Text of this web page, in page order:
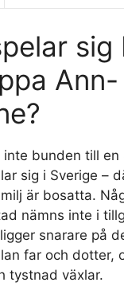
sig
Ann-
inte bunden till en
sig i Sverige –
är bosatta.
nämns inte i
snarare på
far och dotter,
tystnad växlar.